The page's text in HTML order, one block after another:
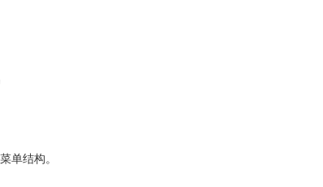
单结构。